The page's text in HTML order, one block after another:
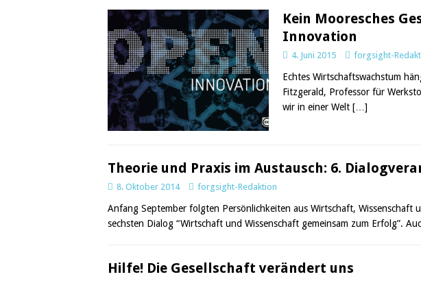
Kein Mooresches
Innovation
4. Juni 2015 forgsight-
Echtes Wirtschaftswachstum
Fitzgerald, Professor für
wir in einer Welt […]
Theorie und Praxis im Austausch: 6.
8. Oktober 2014 forgsight-Redaktion
Anfang September folgten Persönlichkeiten aus Wirtschaft, Wissenschaft
sechsten Dialog “Wirtschaft und Wissenschaft gemeinsam zum Erfolg”.
Hilfe! Die Gesellschaft verändert uns